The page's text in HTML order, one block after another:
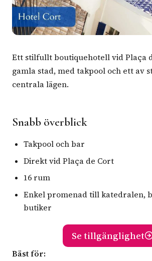
Ett stilfullt boutiquehotell vid Plaça
gamla stad, med takpool och ett av
centrala lägen.
Snabb överblick
Takpool och bar
Direkt vid Plaça de Cort
16 rum
Enkel promenad till katedralen,
butiker
Se tillgänglighet
Bäst för: